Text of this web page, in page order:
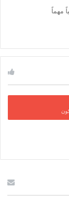
مهماً